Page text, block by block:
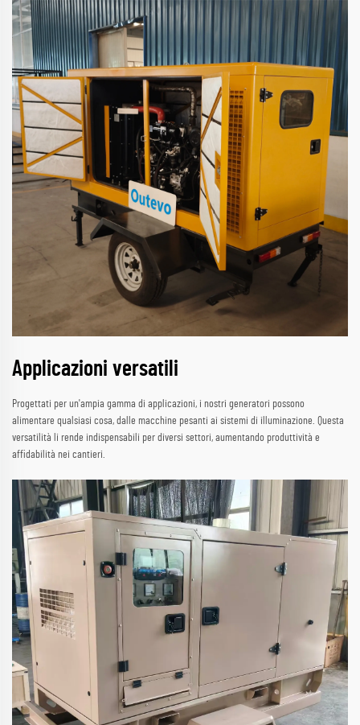
Applicazioni versatili
Progettati per un'ampia gamma di applicazioni, i nostri generatori possono
alimentare qualsiasi cosa, dalle macchine pesanti ai sistemi di illuminazione. Questa
versatilità li rende indispensabili per diversi settori, aumentando produttività e
affidabilità nei cantieri.